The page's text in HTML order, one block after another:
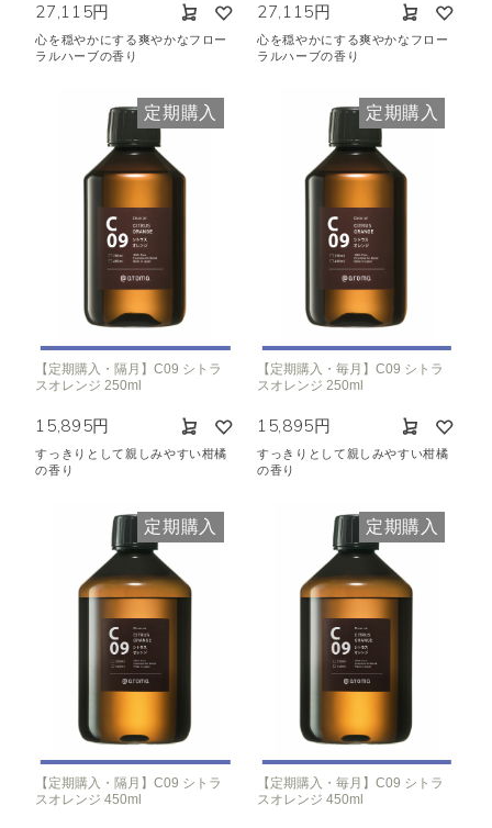
27,115円
心を穏やかにする爽やかなフロー
ラルハーブの香り
27,115円
心を穏やかにする爽やかなフロー
ラルハーブの香り
定期購入
【定期購入・隔月】C09 シトラ
スオレンジ 250ml
15,895円
すっきりとして親しみやすい柑橘
の香り
定期購入
【定期購入・毎月】C09 シトラ
スオレンジ 250ml
15,895円
すっきりとして親しみやすい柑橘
の香り
定期購入
【定期購入・隔月】C09 シトラ
スオレンジ 450ml
定期購入
【定期購入・毎月】C09 シトラ
スオレンジ 450ml